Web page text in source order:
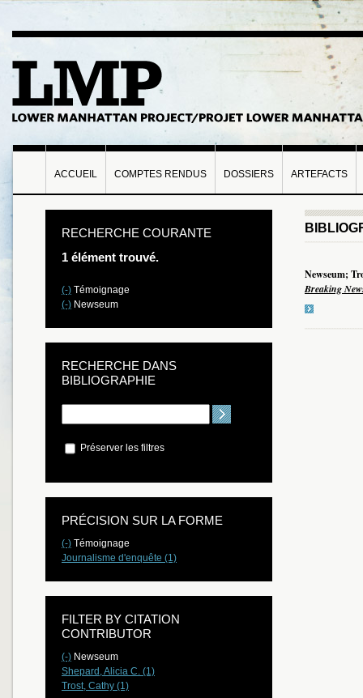
ACCUEIL COMPTES RENDUS DOSSIERS ARTEFACTS
Newseum;
Breaking
RECHERCHE COURANTE
1 élément trouvé.
(-) Témoignage
(-) Newseum
RECHERCHE DANS
BIBLIOGRAPHIE
Préserver les filtres
PRÉCISION SUR LA FORME
(-) Témoignage
Journalisme d'enquête (1)
FILTER BY CITATION
CONTRIBUTOR
(-) Newseum
Shepard, Alicia C. (1)
Trost, Cathy (1)